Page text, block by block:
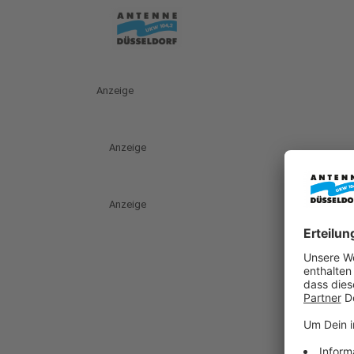
Anzeige
Anzeige
Anzeige